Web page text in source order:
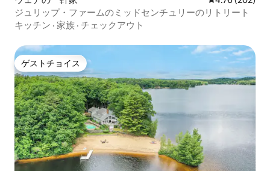
ジュリップ・ファームのミッドセンチュリーのリトリート
キッチン · 家族 · チェックアウト
ゲストチョイス
ゲストチョイス